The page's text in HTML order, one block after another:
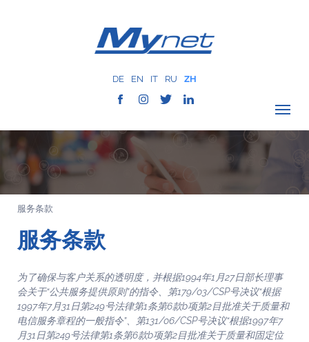
DE EN IT RU ZH
驗證覆蓋範圍
公司
网络服务
服务
MYNET
通讯
联系我们
服务条款
服务条款
为了确保与客户关系的透明度，并根据1994年1月27日部长理事
会关于“公共服务提供原则”的指令、第179/03/CSP号决议“根据
1997年7月31日第249号法律第1条第6款b项第2目批准关于质量和
电信服务章程的一般指令”、第131/06/CSP号决议“根据1997年7
月31日第249号法律第1条第6款b项第2目批准关于质量和固定位